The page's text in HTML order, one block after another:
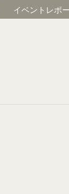
イベントレポ